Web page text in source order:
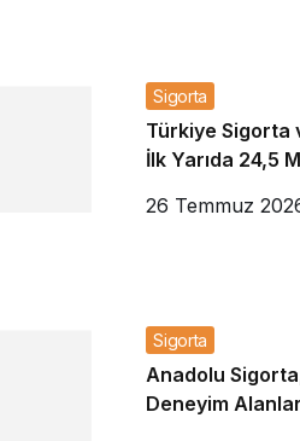
Sigorta
Türkiye Sigorta
İlk Yarıda 24,5
26 Temmuz
Sigorta
Anadolu
Deneyim